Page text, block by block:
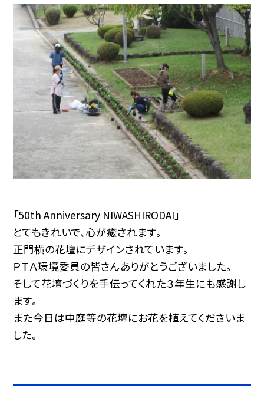
「50th Anniversary NIWASHIRODAI」
とてもきれいで、心が癒されます。
正門横の花壇にデザインされています。
ＰＴＡ環境委員の皆さんありがとうございました。
そして花壇づくりを手伝ってくれた３年生にも感謝し
ます。
また今日は中庭等の花壇にお花を植えてくださいま
した。